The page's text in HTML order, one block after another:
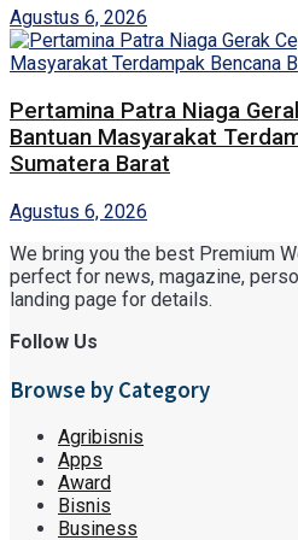
Agustus 6, 2026
Pertamina Patra Niaga
Bantuan Masyarakat
Sumatera Barat
Agustus 6, 2026
We bring you the best Premium
perfect for news, magazine,
landing page for details.
Follow Us
Browse by Category
Agribisnis
Apps
Award
Bisnis
Business